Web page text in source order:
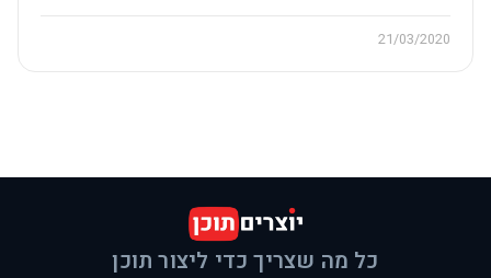
21/03/2020
כל מה שצריך כדי ליצור תוכן